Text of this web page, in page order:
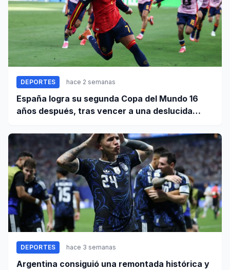
DEPORTES hace 2 semanas
España logra su segunda Copa del Mundo 16
años después, tras vencer a una deslucida
DEPORTES hace 3 semanas
Argentina consiguió una remontada histórica y